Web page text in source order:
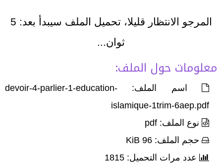
المرجو الانتظار قليلا، تحميل الملف سيبدأ بعد: 5
ثوان...
معلومات حول الملف:
اسم الملف: devoir-4-parlier-1-education-
islamique-1trim-6aep.pdf
نوع الملف: pdf
حجم الملف: 96 KiB
عدد مرات التحميل: 1815